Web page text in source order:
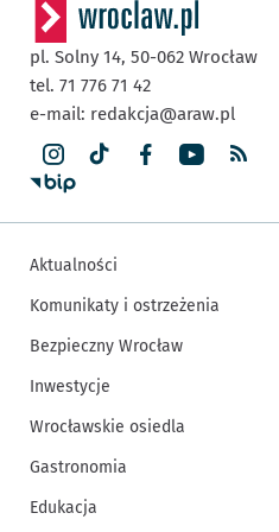
pl. Solny 14, 50-062 Wrocław
tel. 71 776 71 42
e-mail: redakcja@araw.pl
Aktualności
Komunikaty i ostrzeżenia
Bezpieczny Wrocław
Inwestycje
Wrocławskie osiedla
Gastronomia
Edukacja